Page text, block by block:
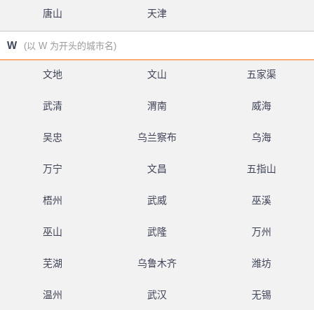
唐山 天津
W (以 W 为开头的城市名)
文地 文山 五家渠
武清 渭南 威海
吴忠 乌兰察布 乌海
万宁 文昌 五指山
梧州 武威 巫溪
巫山 武隆 万州
芜湖 乌鲁木齐 潍坊
温州 武汉 无锡